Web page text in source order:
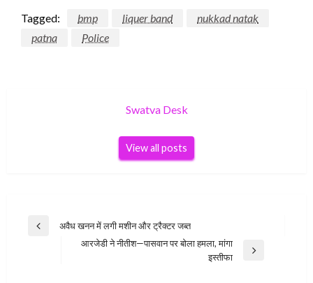
Tagged: bmp liquer band
nukkad natak
patna
Police
Swatva Desk
View all posts
Post
navigation
Previous
अवैध खनन में लगी मशीन और ट्रैक्टर जब्त
आरजेडी ने नीतीश—पासवान पर बोला हमला, मांगा
इस्तीफा